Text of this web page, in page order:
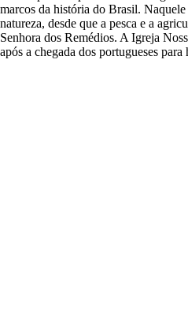
marcos da história do Brasil.
natureza, desde que a pesca e a
Senhora dos Remédios. A Igreja
após a chegada dos portugueses